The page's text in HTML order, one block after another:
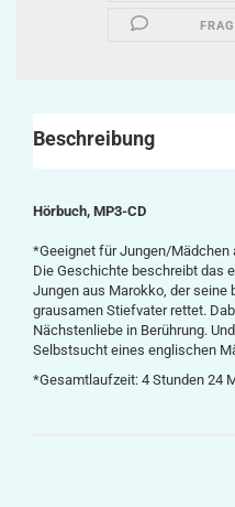
Beschreibung
Hörbuch, MP3-CD
*Geeignet für Jungen/Mädchen
Die Geschichte beschreibt das
Jungen aus Marokko, der seine
grausamen Stiefvater rettet.
Nächstenliebe in Berührung.
Selbstsucht eines englischen
*Gesamtlaufzeit: 4 Stunden 24